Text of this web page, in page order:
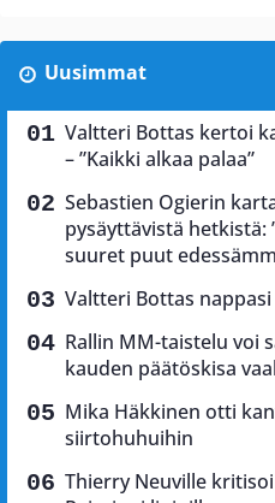
Uusimmat
Valtteri Bottas kertoi
– ”Kaikki alkaa palaa”
Sebastien Ogierin
pysäyttävistä hetkistä:
suuret puut
Valtteri Bottas
Rallin MM-taistelu voi
kauden päätöskisa
Mika Häkkinen otti
siirtohuhuihin
Thierry Neuville